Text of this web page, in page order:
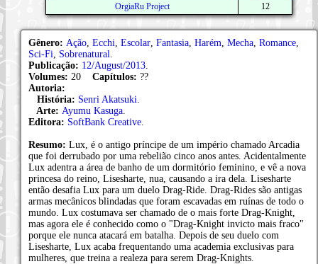
OrgiaRu Project
12
Gênero: Ação Ecchi Escolar Fantasia Harém Mecha Romance
Sci-Fi
Sobrenatural
Publicação: 12/August/2013
Volumes: 20 Capítulos: ??
Autoria:
História: Senri Akatsuki
Arte: Ayumu Kasuga
Editora: SoftBank Creative
Resumo: Lux, é o antigo príncipe de um império chamado Arcadia
que foi derrubado por uma rebelião cinco anos antes. Acidentalmente
Lux adentra a área de banho de um dormitório feminino, e vê a nova
princesa do reino, Lisesharte, nua, causando a ira dela. Lisesharte
então desafia Lux para um duelo Drag-Ride. Drag-Rides são antigas
armas mecânicos blindadas que foram escavadas em ruínas de todo o
mundo. Lux costumava ser chamado de o mais forte Drag-Knight,
mas agora ele é conhecido como o "Drag-Knight invicto mais fraco"
porque ele nunca atacará em batalha. Depois de seu duelo com
Lisesharte, Lux acaba frequentando uma academia exclusivas para
mulheres, que treina a realeza para serem Drag-Knights.